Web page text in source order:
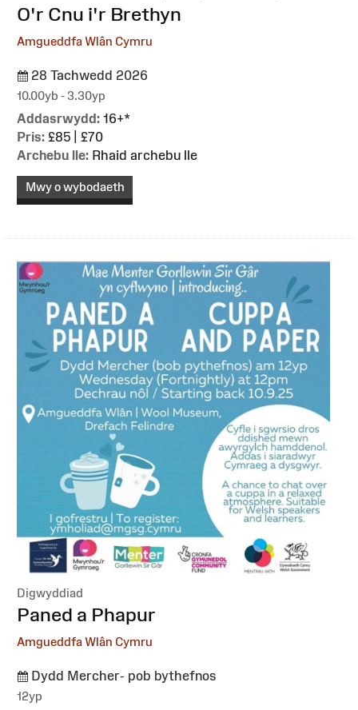
O'r Cnu i'r Brethyn
Amgueddfa Wlân Cymru
28 Tachwedd 2026
10.00yb - 3.30yp
Addasrwydd: 16+*
Pris: £85 | £70
Archebu lle: Rhaid archebu lle
Mwy o wybodaeth
Digwyddiad
:Paned a Phapur
Amgueddfa Wlân Cymru
Dydd Mercher- pob bythefnos
12yp